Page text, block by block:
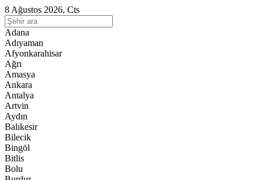
8 Ağustos 2026, Cts
Adana
Adıyaman
Afyonkarahisar
Ağrı
Amasya
Ankara
Antalya
Artvin
Aydın
Balıkesir
Bilecik
Bingöl
Bitlis
Bolu